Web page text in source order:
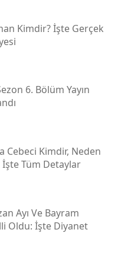
Kimdir? İşte Gerçek
6. Bölüm Yayın
Cebeci Kimdir, Neden
İşte Tüm Detaylar
Ayı Ve Bayram
Oldu: İşte Diyanet